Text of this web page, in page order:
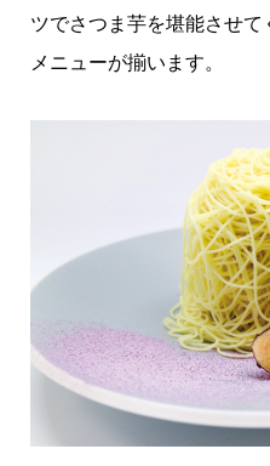
ツでさつま芋を堪能させ
メニューが揃います。